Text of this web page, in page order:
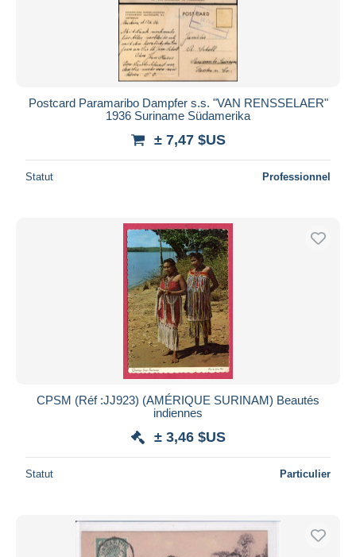
Postcard Paramaribo Dampfer s.s. "VAN RENSSELAER"
1936 Suriname Südamerika
± 7,47 $US
Statut Professionnel
CPSM (Réf :JJ923) (AMÉRIQUE SURINAM) Beautés
indiennes
± 3,46 $US
Statut Particulier